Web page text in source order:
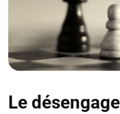
Le